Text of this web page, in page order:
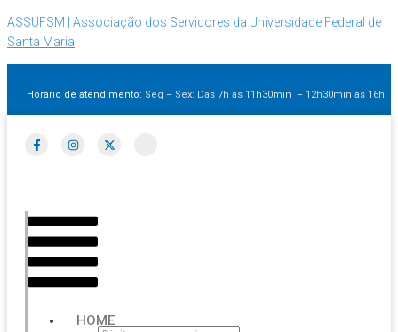
ASSUFSM | Associação dos Servidores da Universidade Federal de
Santa Maria
Horário de atendimento: Seg – Sex: Das 7h às 11h30min – 12h30min às 16h
HOME